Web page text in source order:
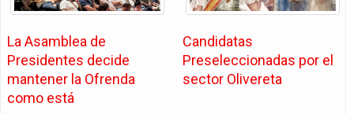
La Asamblea de
Presidentes decide
mantener la Ofrenda
como está
Candidatas
Preseleccionadas por el
sector Olivereta